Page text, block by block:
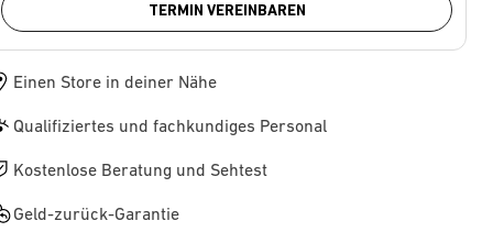
TERMIN VEREINBAREN
Einen Store in deiner Nähe
Qualifiziertes und fachkundiges Personal
Kostenlose Beratung und Sehtest
Geld-zurück-Garantie